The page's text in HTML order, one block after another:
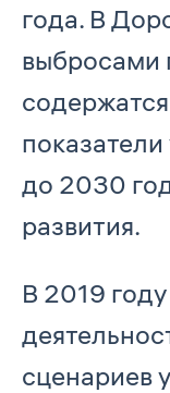
года. В
выбросами
до 2030
развития.
В 2019
сценариев